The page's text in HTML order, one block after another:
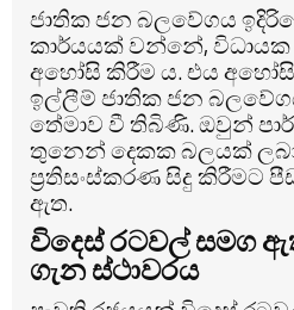
ජාතික ජන බලවේගය
කාර්යයක් වන්නේ, විධායක
අහෝසි කිරීම ය. එය
ඉල්ලීම් ජාතික ජන
තේමාව වී තිබිණි.ඔවුන්
තුනෙන් දෙකක බලයක්
ප්‍රතිසංස්කරණ සිදු කිරීමට
ඇත.
විදෙස් රටවල් සමග
ගැන ස්ථාවරය